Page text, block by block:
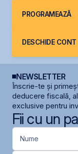
PROGRAMEAZĂ
DESCHIDE CONT
NEWSLETTER
Înscrie-te și
deducere fiscală,
exclusive pentru
Fii cu un
Nume